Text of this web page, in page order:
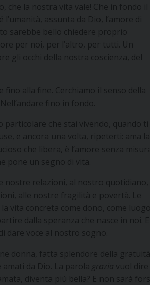
che la nostra vita vale! Che in fondo il
assunta da Dio, l’amore di
sarebbe bello chiedere proprio
per noi, per l’altro, per tutti. Un
gli occhi della nostra coscienza, del
alla fine. Cerchiamo il senso della
fino in fondo.
e ancora una volta, ripeterti: ama la
che libera, è l’amore senza misura
pone un segno di vita.
relazioni, al nostro quotidiano,
alle nostre fragilità e povertà. Le
vita concreta come dono, come luogo
dalla speranza che nasce in noi. E
dare voce al nostro sogno.
donna, fatta splendore della gratuità
da Dio. La parola
diventa più bella? E non sarà forse